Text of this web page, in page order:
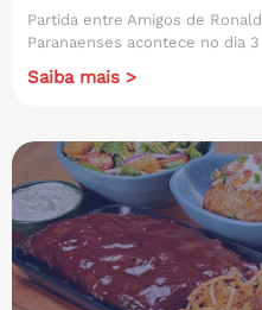
Partida entre Amigos de
Paranaenses acontece no dia
Saiba mais >